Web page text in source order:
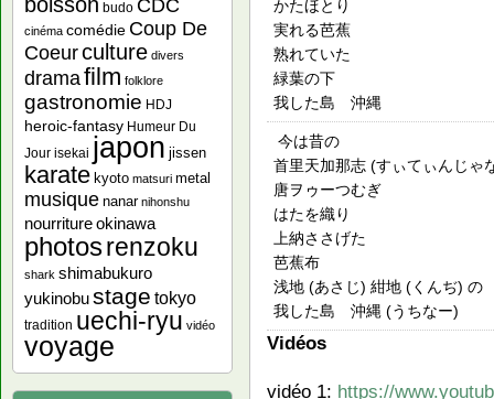
かたほとり
実れる芭蕉
熟れていた
緑葉の下
我した島 沖縄
今は昔の
首里天加那志 (すぃてぃんじゃ
唐ヲゥーつむぎ
はたを織り
上納ささげた
芭蕉布
浅地 (あさじ) 紺地 (くんぢ) の
我した島 沖縄 (うちなー)
Vidéos
vidéo 1: https://
budo CDC
cinéma comédie Coup De
Coeurculture divers
dramafilm folklore
gastronomie HDJ
heroic-fantasy Humeur Du
Jour isekai japon jissen
karate kyoto matsuri metal
musique nanar nihonshu
nourritureokinawa
photosrenzoku
shark shimabukuro
yukinobustage tokyo
tradition uechi-ryu vidéo
voyage